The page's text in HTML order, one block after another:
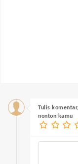
Tulis
nonton kamu